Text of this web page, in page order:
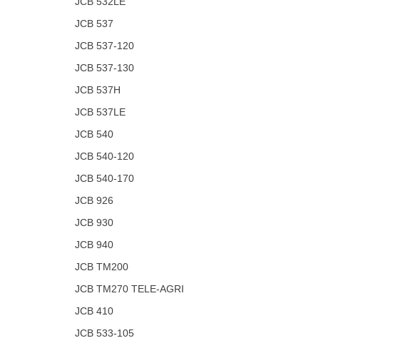
JCB 537
JCB 537-120
JCB 537-130
JCB 537H
JCB 537LE
JCB 540
JCB 540-120
JCB 540-170
JCB 926
JCB 930
JCB 940
JCB TM200
JCB TM270 TELE-AGRI
JCB 410
JCB 533-105